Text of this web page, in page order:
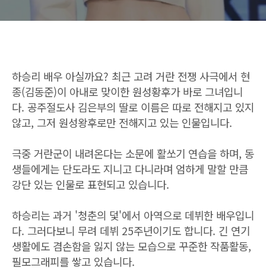
하승리 배우 아실까요? 최근 고려 거란 전쟁 사극에서 현
종(김동준)이 아내로 맞이한 원성황후가 바로 그녀입니
다. 공주절도사 김은부의 딸로 이름은 따로 전해지고 있지
않고, 그저 원성왕후로만 전해지고 있는 인물입니다.
극중 거란군이 내려온다는 소문에 활쏘기 연습을 하며, 동
생들에게는 단도라도 지니고 다니라며 엄하게 말할 만큼
강단 있는 인물로 표현되고 있습니다.
하승리는 과거 '청춘의 덫'에서 아역으로 데뷔한 배우입니
다. 그러다보니 무려 데뷔 25주년이기도 합니다. 긴 연기
생활에도 겸손함을 잃지 않는 모습으로 꾸준한 작품활동,
필모그래피를 쌓고 있습니다.